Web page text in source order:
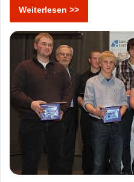
Weiterlesen >>